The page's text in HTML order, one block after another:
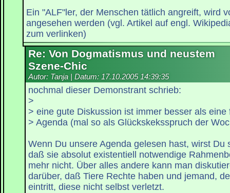
Ein "ALF"ler, der Menschen tätlich angreift, wird
angesehen werden (vgl. Artikel auf engl.
zum verlinken)
Re: Von Dogmatismus und neustem
Szene-Chic
Autor: Tanja | Datum: 17.10.2005 14:39:35
nochmal dieser Demonstrant schrieb:
>
> eine gute Diskussion ist immer besser als eine
> Agenda (mal so als Glückskeksspruch der
Wenn Du unsere Agenda gelesen hast, wirst Du
daß sie absolut existentiell notwendige
mehr nicht. Über alles andere kann man
darüber, daß Tiere Rechte haben und jemand,
eintritt, diese nicht selbst verletzt.